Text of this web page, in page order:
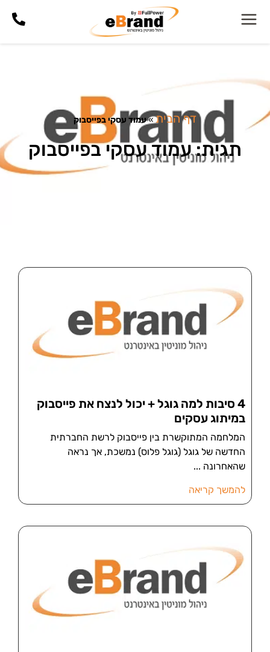
דף הבית»עמוד עסקי בפייסבוק
תגית: עמוד עסקי בפייסבוק
4 סיבות למה גוגל + יכול לנצח את פייסבוק
במיתוג עסקים
המלחמה המתוקשרת בין פייסבוק לרשת החברתית
החדשה של גוגל (גוגל פלוס) נמשכת, אך נראה
שהאחרונה
להמשך קריאה